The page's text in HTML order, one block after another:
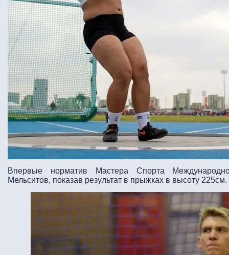
Впервые норматив Мастера Спорта
Мельситов, показав результат в прыжках в высоту 225см.